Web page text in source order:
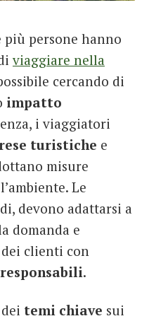
persone hanno
viaggiare nella
cercando di
impatto
i viaggiatori
turistiche e
misure
Le
devono adattarsi a
domanda e
clienti con
.
temi chiave sui